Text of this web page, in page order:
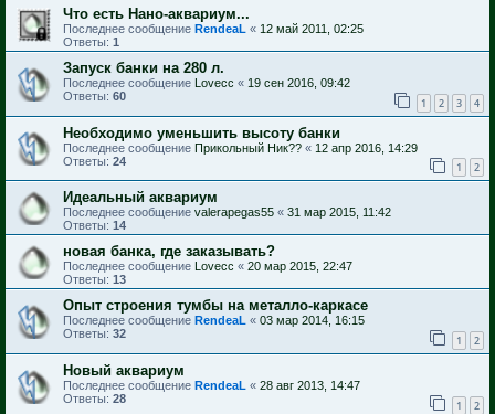
Что есть Нано-аквариум...
Последнее сообщение RendeaL « 12 май 2011, 02:25
Ответы: 1
Запуск банки на 280 л.
Последнее сообщение Lovecc « 19 сен 2016, 09:42
Ответы: 60 1 2 3 4
Необходимо уменьшить высоту банки
Последнее сообщение Прикольный Ник?? « 12 апр 2016, 14:29
Ответы: 24 1 2
Идеальный аквариум
Последнее сообщение valerapegas55 « 31 мар 2015, 11:42
Ответы: 14
новая банка, где заказывать?
Последнее сообщение Lovecc « 20 мар 2015, 22:47
Ответы: 13
Опыт строения тумбы на металло-каркасе
Последнее сообщение RendeaL « 03 мар 2014, 16:15
Ответы: 32 1 2
Новый аквариум
Последнее сообщение RendeaL « 28 авг 2013, 14:47
Ответы: 28 1 2